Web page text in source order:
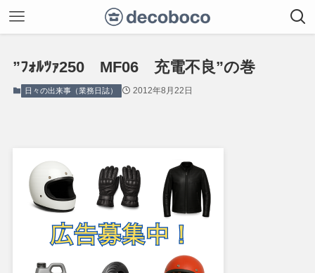
”ﾌｫﾙﾂｧ250 MF06 充電不良”の巻
日々の出来事（業務日誌） 2012年8月22日